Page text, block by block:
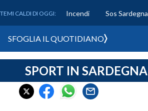
CRONACA SARDEGNA
CAGLIARI
TEMI CALDI DI OGGI: Incendi Sos Sardegna
SFOGLIA IL QUOTIDIANO
SPORT IN SARDEGNA